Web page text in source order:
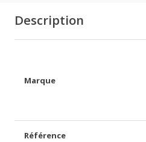
Description
Marque
Référence